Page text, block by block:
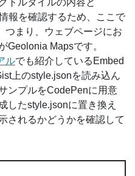
トルタイルの内容と
報を確認するため、ここで
つまり、ウェブページにお
Geolonia Mapsです。
ルでも紹介しているEmbed
上のstyle.jsonを読み込ん
ンプルをCodePenに用意
したstyle.jsonに置き換え
されるかどうかを確認して